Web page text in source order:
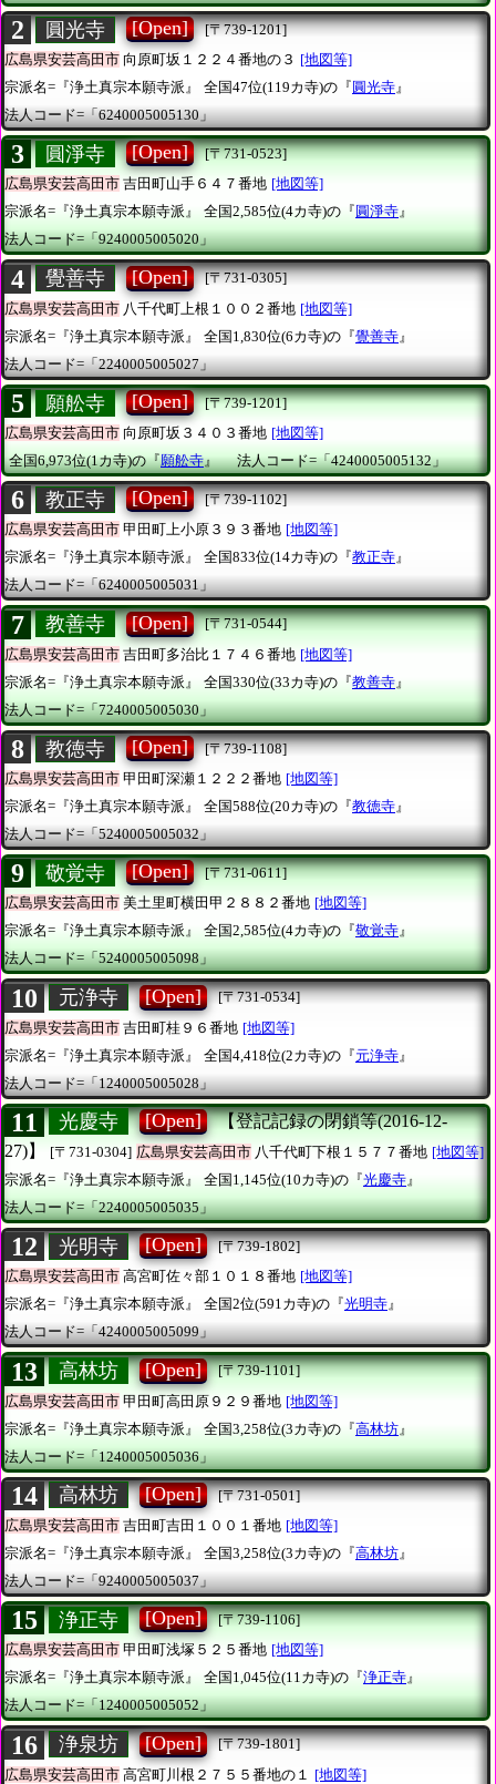
2 圓光寺 [Open]
[〒739-1201]
広島県安芸高田市 向原町坂１２２４番地の３ [地図等]
宗派名=『浄土真宗本願寺派』
全国47位(119カ寺)の『 圓光寺』
法人コード=「6240005005130」
3 圓淨寺 [Open]
[〒731-0523]
広島県安芸高田市 吉田町山手６４７番地 [地図等]
宗派名=『浄土真宗本願寺派』
全国2,585位(4カ寺)の『 圓淨寺』
法人コード=「9240005005020」
4 覺善寺 [Open]
[〒731-0305]
広島県安芸高田市 八千代町上根１００２番地 [地図等]
宗派名=『浄土真宗本願寺派』
全国1,830位(6カ寺)の『覺善寺 』
法人コード=「2240005005027」
5 願舩寺 [Open]
[〒739-1201]
広島県安芸高田市 向原町坂３４０３番地 [地図等]
全国6,973位(1カ寺)の『願舩寺』 法人コード=「4240005005132」
6 教正寺 [Open]
[〒739-1102]
広島県安芸高田市 甲田町上小原３９３番地 [地図等]
宗派名=『浄土真宗本願寺派』
全国833位(14カ寺)の『教正寺』
法人コード=「6240005005031」
7 教善寺 [Open]
[〒731-0544]
広島県安芸高田市 吉田町多治比１７４６番地 [地図等]
宗派名=『浄土真宗本願寺派』
全国330位(33カ寺)の『教善寺 』
法人コード=「7240005005030」
8 教徳寺 [Open]
[〒739-1108]
広島県安芸高田市 甲田町深瀬１２２２番地 [地図等]
宗派名=『浄土真宗本願寺派』
全国588位(20カ寺)の『教徳寺』
法人コード=「5240005005032」
9 敬覚寺 [Open]
[〒731-0611]
広島県安芸高田市 美土里町横田甲２８８２番地 [地図等]
宗派名=『浄土真宗本願寺派』
全国2,585位(4カ寺)の『敬覚寺』
法人コード=「5240005005098」
10 元浄寺 [Open]
[〒731-0534]
広島県安芸高田市 吉田町桂９６番地 [地図等]
宗派名=『浄土真宗本願寺派』
全国4,418位(2カ寺)の『元浄寺 』
法人コード=「1240005005028」
11 光慶寺 [Open]
【登記記録の閉鎖等(2016-12-
27)】
[〒731-0304] 広島県安芸高田市 八千代町下根１５７７番地 [地図等]
宗派名=『浄土真宗本願寺派』
全国1,145位(10カ寺)の『光慶寺 』
法人コード=「2240005005035」
12 光明寺 [Open]
[〒739-1802]
広島県安芸高田市 高宮町佐々部１０１８番地 [地図等]
宗派名=『浄土真宗本願寺派』
全国2位(591カ寺)の『光明寺』
法人コード=「4240005005099」
13 高林坊 [Open]
[〒739-1101]
広島県安芸高田市 甲田町高田原９２９番地 [地図等]
宗派名=『浄土真宗本願寺派』
全国3,258位(3カ寺)の『高林坊 』
法人コード=「1240005005036」
14 高林坊 [Open]
[〒731-0501]
広島県安芸高田市 吉田町吉田１００１番地 [地図等]
宗派名=『浄土真宗本願寺派』
全国3,258位(3カ寺)の『高林坊 』
法人コード=「9240005005037」
15 浄正寺 [Open]
[〒739-1106]
広島県安芸高田市 甲田町浅塚５２５番地 [地図等]
宗派名=『浄土真宗本願寺派』
全国1,045位(11カ寺)の『浄正寺』
法人コード=「1240005005052」
16 浄泉坊 [Open]
[〒739-1801]
広島県安芸高田市 高宮町川根２７５５番地の１
[地図等]